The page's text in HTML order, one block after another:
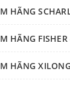
HÃNG
HÃNG FISHER
HÃNG XILONG